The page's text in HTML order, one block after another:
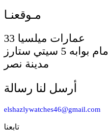
أمام بوابه 5 سيتي ستارز
مدينة نصر
أرسل لنا رسالة
elshazlywatches46@gmail.com
تابعنا